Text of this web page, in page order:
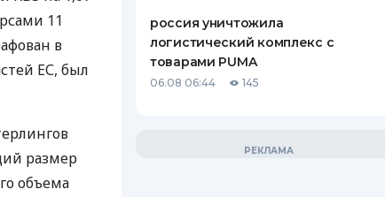
11
в
ЕС, был
размер
объема
россия уничтожила
логистический комплекс с
товарами PUMA
06.08 06:44 145